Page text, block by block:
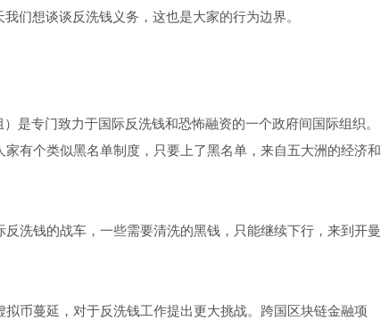
们想谈谈反洗钱义务，这也是大家的行为边界。
是专门致力于国际反洗钱和恐怖融资的一个政府间国际组织。
有个类似黑名单制度，只要上了黑名单，来自五大洲的经济和
洗钱的战车，一些需要清洗的黑钱，只能继续下行，来到开曼
币蔓延，对于反洗钱工作提出更大挑战。跨国区块链金融项